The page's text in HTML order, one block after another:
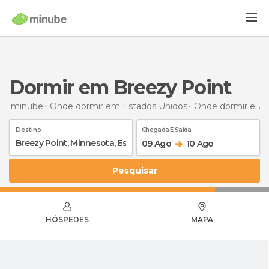
Dormir em Breezy Point
minube Onde dormir em Estados Unidos Onde dormir em Minnesota
Destino Chegada E Saída
09 Ago 10 Ago
Pesquisar
HÓSPEDES MAPA